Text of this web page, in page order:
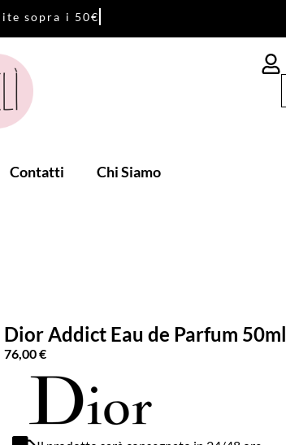
ite sopra i 50€
Contatti Chi Siamo
Dior Addict Eau de Parfum 50ml
76,00€